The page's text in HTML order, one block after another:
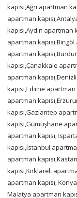
kapısı,Ağrı apartman
apartman
kapısı,Aydın apartman
apartman
apartman
kapısı,Çanakkale
apartman
kapısı,Edirne apartman
apartman
kapısı,Gaziantep
kapısı,Gümüşhane
apartman kapısı,
kapısı,İstanbul
apartman
kapısı,Kırklareli
apartman kapısı,
Malatya apartman